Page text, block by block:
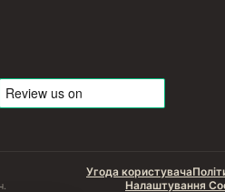
Угода користувача
Налаштування